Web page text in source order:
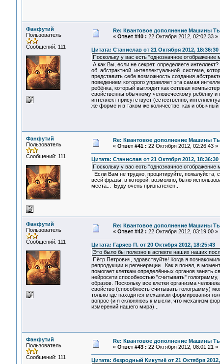
Фанфутий
Пользователь
Сообщений: 111
Re: Квантовое дополнение Машины
« Ответ #40 : 22 Октября 2012, 02:02:33 »
Цитата: Станислав от 21 Октября 2012, 18:36:30
Поскольку у вас есть "однозначное
А как Вы, если не секрет, определяете
об абстрактной интеллектуальной системе,
представить себе возможность создания
поведением которого управляет эта самая
ребёнка, который выглядит как сетевая
свойственны обычному человеческому ребёнку и
интеллект присутствует (естественно,
же форме и в таком же количестве, как и обычный
Фанфутий
Пользователь
Сообщений: 111
Re: Квантовое дополнение Машины
« Ответ #41 : 22 Октября 2012, 02:26:43 »
Цитата: Станислав от 21 Октября 2012, 18:36:30
Поскольку у вас есть "однозначное отображение
Если Вам не трудно, процитируйте,
всей фразы, в которой, возможно, было
места... Буду очень признателен...
Фанфутий
Пользователь
Сообщений: 111
Re: Квантовое дополнение Машины
« Ответ #42 : 22 Октября 2012, 03:19:00 »
Цитата: Гаряев П. от 20 Октября 2012, 18:25:43
Это было бы полезно в аспекте наших наших
Пётр Петрович, здравствуйте! Когда я
репродукции и регенерации. Как я понял, в
помогает клеткам определённых органов занять
нейросети способностью "считывать"
образов. Поскольку все клетки организма
свойство (способность считывать голограмму)
только где находится механизм формирования
вопрос (и я склоняюсь к мысли, что механизм
измерений нашего мира)...
Фанфутий
Пользователь
Сообщений: 111
Re: Квантовое дополнение Машины
« Ответ #43 : 22 Октября 2012, 08:01:21 »
Цитата: безродный Кикутиё от 21 Октября